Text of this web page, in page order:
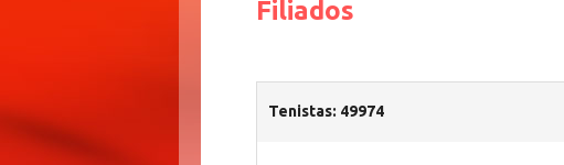
Filiados
Tenistas: 49974